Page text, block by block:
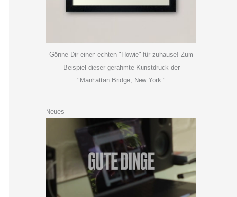
Gönne Dir einen echten "Howie" für zuhause! Zum
Beispiel dieser gerahmte Kunstdruck der
"Manhattan Bridge, New York "
Neues